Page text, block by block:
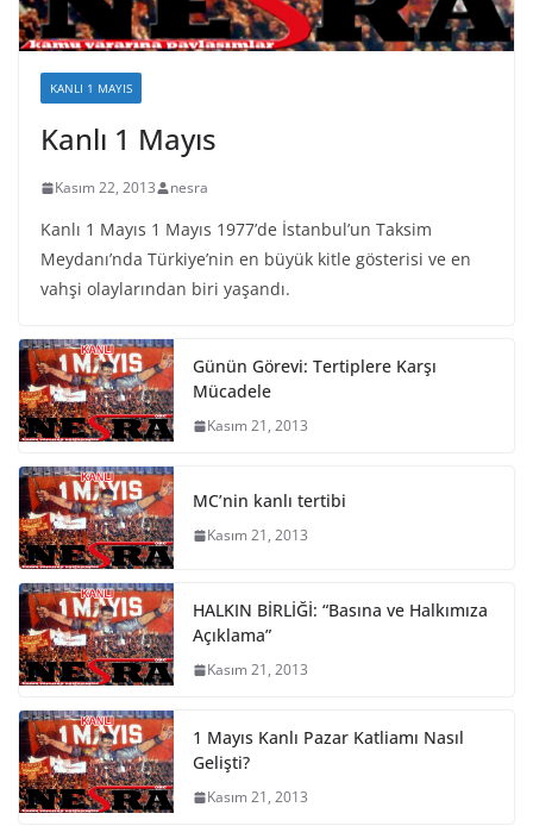
KANLI 1 MAYIS
Kanlı 1 Mayıs
Kasım 22, 2013 nesra
Kanlı 1 Mayıs 1 Mayıs 1977’de İstanbul’un Taksim
Meydanı’nda Türkiye’nin en büyük kitle gösterisi ve en
vahşi olaylarından biri yaşandı.
Günün Görevi: Tertiplere Karşı
Mücadele
Kasım 21, 2013
MC’nin kanlı tertibi
Kasım 21, 2013
HALKIN BİRLİĞİ: “Basına ve Halkımıza
Açıklama”
Kasım 21, 2013
1 Mayıs Kanlı Pazar Katliamı Nasıl
Gelişti?
Kasım 21, 2013